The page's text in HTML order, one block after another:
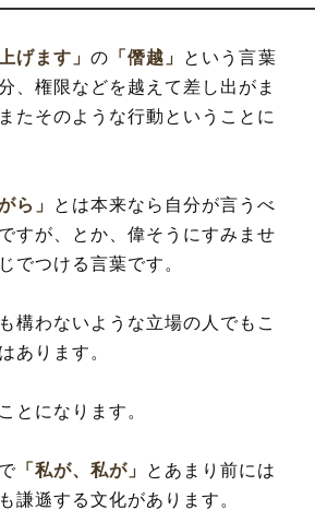
げます」 の 「僭越」
という言葉
、権限などを越えて差し出がま
たそのような行動ということに
ら」
とは本来なら自分が言うべ
すが、とか、偉そうにすみませ
でつける言葉です。
構わないような立場の人でもこ
あります。
とになります。
「私が、私が」
とあまり前には
謙遜する文化があります。